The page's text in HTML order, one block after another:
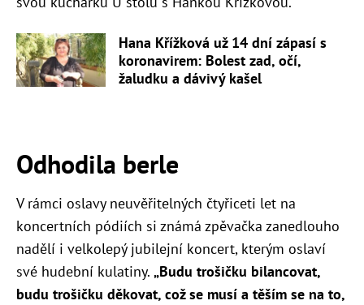
Hana Křížková už 14 dní zápasí s
koronavirem: Bolest zad, očí,
žaludku a dávivý kašel
Odhodila berle
V rámci oslavy neuvěřitelných čtyřiceti let na
koncertních pódiích si známá zpěvačka zanedlouho
nadělí i velkolepý jubilejní koncert, kterým oslaví
své hudební kulatiny. „Budu trošičku bilancovat,
budu trošičku děkovat, což se musí a těším se na to,